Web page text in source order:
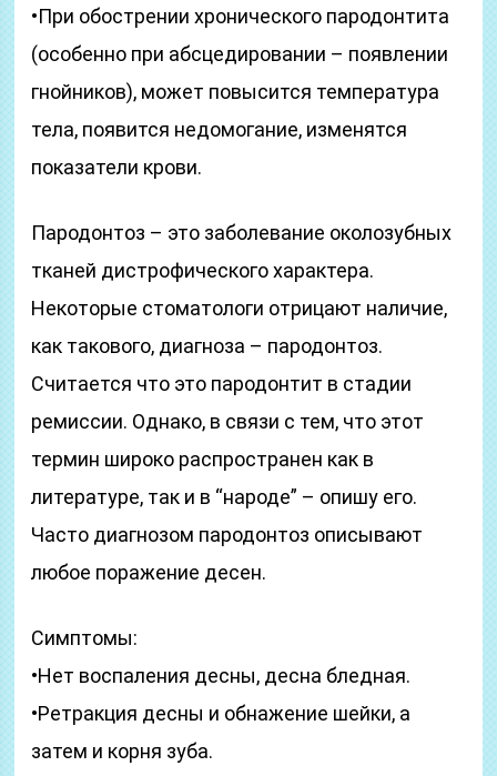
•При обострении хронического пародонтита
(особенно при абсцедировании – появлении
гнойников), может повысится температура
тела, появится недомогание, изменятся
показатели крови.
Пародонтоз – это заболевание околозубных
тканей дистрофического характера.
Некоторые стоматологи отрицают наличие,
как такового, диагноза – пародонтоз.
Считается что это пародонтит в стадии
ремиссии. Однако, в связи с тем, что этот
термин широко распространен как в
литературе, так и в “народе” – опишу его.
Часто диагнозом пародонтоз описывают
любое поражение десен.
Симптомы:
•Нет воспаления десны, десна бледная.
•Ретракция десны и обнажение шейки, а
затем и корня зуба.